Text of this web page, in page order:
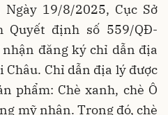
19/8/2025, Cục Sở
định số 559/QĐ-
nhận đăng ký chỉ dẫn địa
Châu. Chỉ dẫn địa lý được
phẩm: Chè xanh, chè Ô
mỹ nhân. Trong đó, chè